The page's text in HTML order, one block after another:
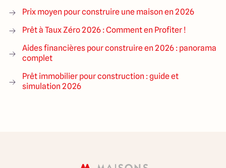
Prix moyen pour construire une maison en 2026
Prêt à Taux Zéro 2026 : Comment en Profiter !
Aides financières pour construire en 2026 : panorama
complet
Prêt immobilier pour construction : guide et
simulation 2026